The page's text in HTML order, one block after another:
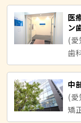
医
ン
(愛
中
(愛
矯